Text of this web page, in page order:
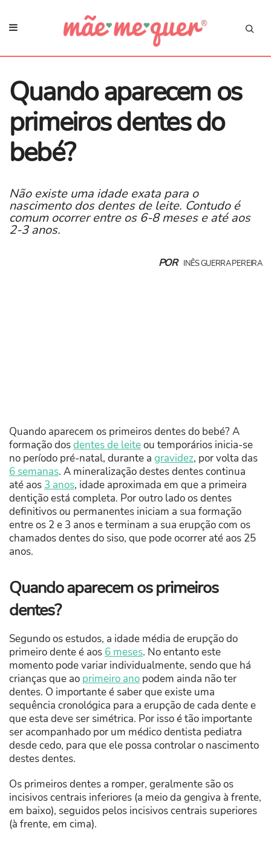
Quando aparecem os
primeiros dentes do
bebé?
Não existe uma idade exata para o
nascimento dos dentes de leite. Contudo é
comum ocorrer entre os 6-8 meses e até aos
2-3 anos.
POR INÊS GUERRA PEREIRA
Quando aparecem os primeiros dentes do bebé? A
formação dosdentes de leiteou temporários inicia-se
no período pré-natal, durante a gravidez, por volta das
6 semanas. A mineralização destes dentes continua
até aos 3 anos, idade aproximada em que a primeira
dentição está completa. Por outro lado os dentes
definitivos ou permanentes iniciam a sua formação
entre os 2 e 3 anos e terminam a sua erupção com os
chamados dentes do siso, que pode ocorrer até aos 25
anos.
Quando aparecem os primeiros
dentes?
Segundo os estudos, a idade média de erupção do
primeiro dente é aos 6 meses. No entanto este
momento pode variar individualmente, sendo que há
crianças que ao primeiro ano podem ainda não ter
dentes. O importante é saber que existe uma
sequência cronológica para a erupção de cada dente e
que esta deve ser simétrica. Por isso é tão importante
ser acompanhado por um médico dentista pediatra
desde cedo, para que ele possa controlar o nascimento
destes dentes.
Os primeiros dentes a romper, geralmente são os
incisivos centrais inferiores (a meio da gengiva à frente,
em baixo), seguidos pelos incisivos centrais superiores
(à frente, em cima).